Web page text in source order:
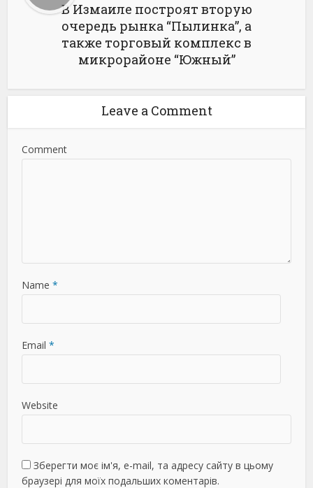
В Измаиле построят вторую
очередь рынка “Пылинка”, а
также торговый комплекс в
микрорайоне “Южный”
Leave a Comment
Comment
Name *
Email *
Website
Зберегти моє ім'я, e-mail, та адресу сайту в цьому
браузері для моїх подальших коментарів.